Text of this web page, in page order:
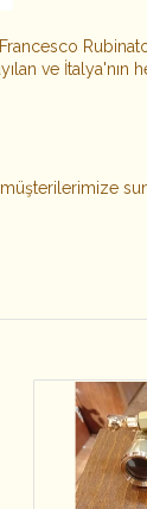
ve İtalya'nın